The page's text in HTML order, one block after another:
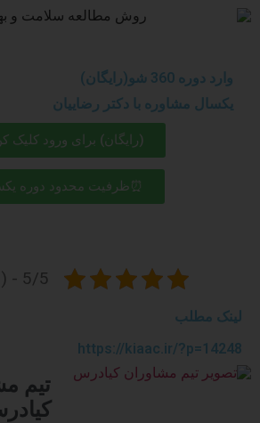
وارد دوره 360 شو(رایگان)
یکسال مشاوره با دکتر رضاییان
(رایگان) برای ورود کلیک
⏰ظرفیت محدود دوره
5/5 - (3 امتیاز)
لینک مطلب
https://kiaac.ir/?p=14248
تیم